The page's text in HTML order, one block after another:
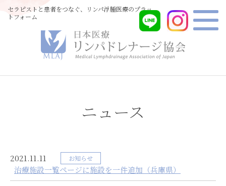
セラピストと患者をつなぐ、リンパ浮腫医療のプラッ
トフォーム
ニュース
2021.11.11 お知らせ
治療施設一覧ページに施設を一件追加（兵庫県）